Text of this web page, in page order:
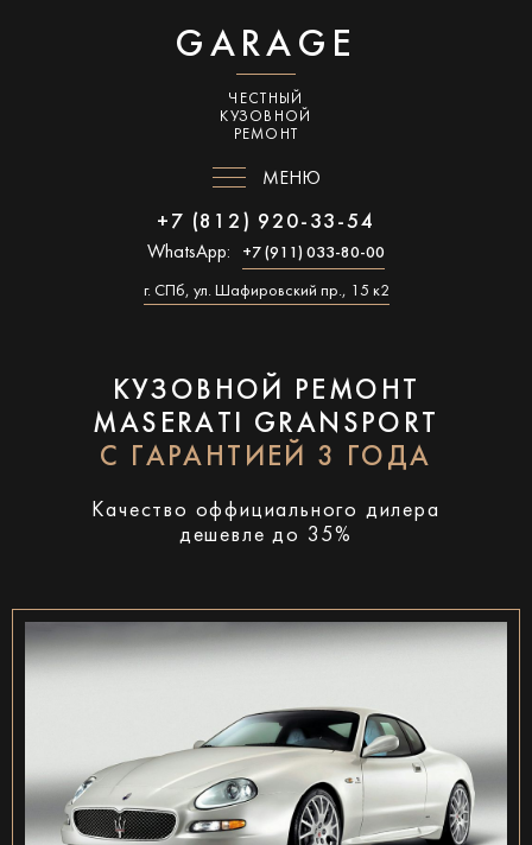
GARAGE
ЧЕСТНЫЙ
КУЗОВНОЙ
РЕМОНТ
МЕНЮ
+7 (812) 920-33-54
WhatsApp: +7 (911) 033-80-00
г. СПб, ул. Шафировский пр., 15 к2
КУЗОВНОЙ РЕМОНТ
MASERATI GRANSPORT
С ГАРАНТИЕЙ 3 ГОДА
Качество оффициального дилера
дешевле до 35%